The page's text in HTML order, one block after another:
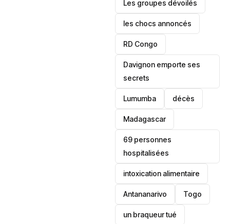
Les groupes dévoilés
les chocs annoncés
‎RD Congo
Davignon emporte ses
secrets
Lumumba décès
‎Madagascar
69 personnes
hospitalisées
intoxication alimentaire
Antananarivo ‎Togo
un braqueur tué